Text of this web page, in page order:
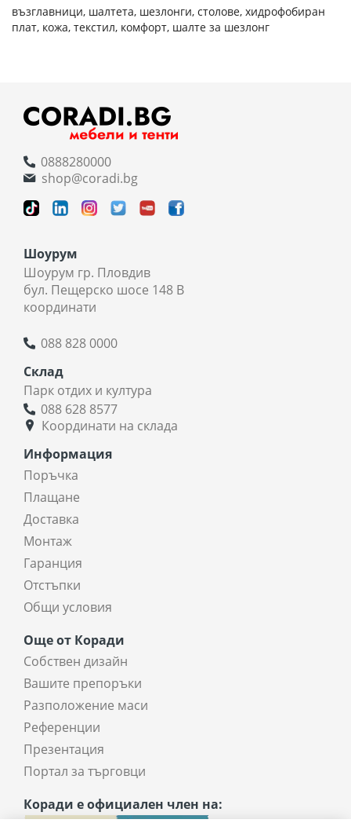
възглавници, шалтета, шезлонги, столове, хидрофобиран
плат, кожа, текстил, комфорт, шалте за шезлонг
0888280000
shop@coradi.bg
Шоурум
Шоурум гр. Пловдив
бул. Пещерско шосе 148 В
координати
088 828 0000
Склад
Парк отдих и култура
088 628 8577
Координати на склада
Информация
Поръчка
Плащане
Доставка
Монтаж
Гаранция
Отстъпки
Общи условия
Още от Коради
Собствен дизайн
Вашите препоръки
Разположение маси
Референции
Презентация
Портал за търговци
Коради е официален член на: